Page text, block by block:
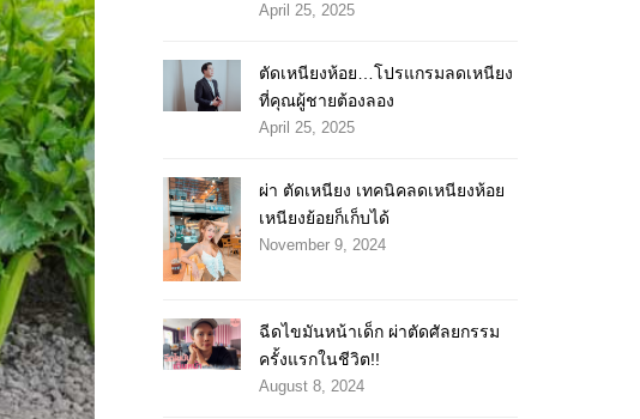
April 25, 2025
ตัดเหนียงห้อย…โปรแกรมลดเหนียง
ที่คุณผู้ชายต้องลอง
April 25, 2025
ผ่า ตัดเหนียง เทคนิคลดเหนียงห้อย
เหนียงย้อยก็เก็บได้
November 9, 2024
ฉีดไขมันหน้าเด็ก ผ่าตัดศัลยกรรม
ครั้งแรกในชีวิต!!
August 8, 2024